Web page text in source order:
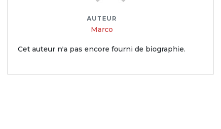
AUTEUR
Marco
Cet auteur n'a pas encore fourni de biographie.